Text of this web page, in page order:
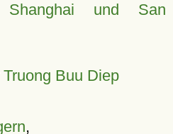
Shanghai und San
Buu Diep
,